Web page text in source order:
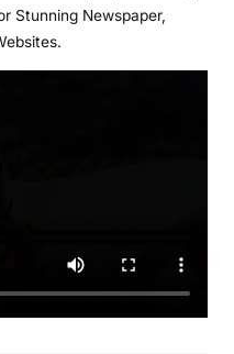
Stunning Newspaper,